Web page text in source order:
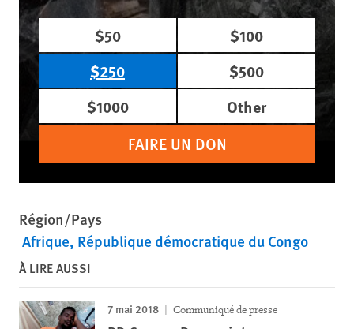
$50
$100
$250
$500
$1000
Other
FAIRE UN DON
Région/Pays
Afrique République démocratique du Congo
À LIRE AUSSI
7 mai 2018 Communiqué de presse